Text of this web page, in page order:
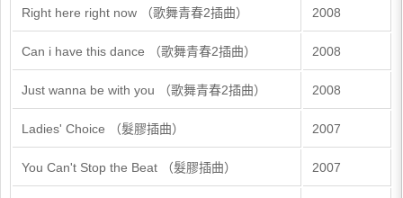
Right here right now （歌舞青春2插曲） 2008
Can i have this dance （歌舞青春2插曲） 2008
Just wanna be with you （歌舞青春2插曲） 2008
Ladies' Choice （髮膠插曲） 2007
You Can't Stop the Beat （髮膠插曲） 2007